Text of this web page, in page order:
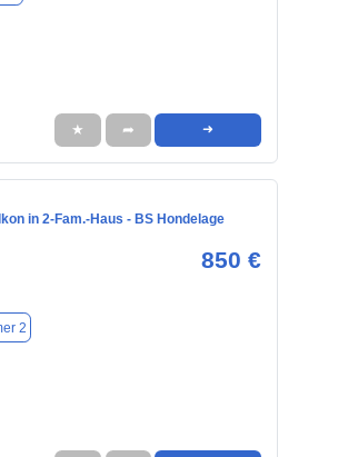
★ ➦ ➜
in 2-Fam.-Haus - BS Hondelage
850 €
2